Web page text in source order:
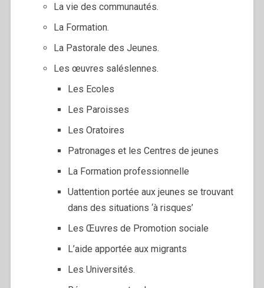
La vie des communautés.
La Formation.
La Pastorale des Jeunes.
Les œuvres saléslennes.
Les Ecoles
Les Paroisses
Les Oratoires
Patronages et les Centres de jeunes
La Formation professionnelle
Uattention portée aux jeunes se trouvant
dans des situations ‘à risques’
Les Œuvres de Promotion sociale
L’aide apportée aux migrants
Les Universités.